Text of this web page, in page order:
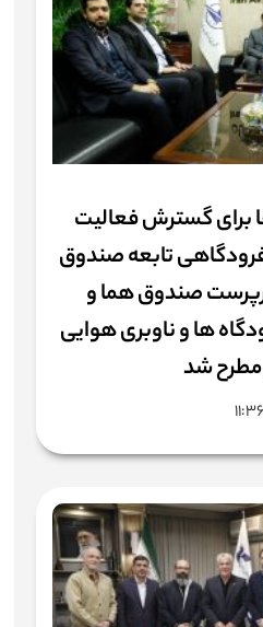
گسترش فعالیت
تابعه صندوق
صندوق هما و
ها و ناوبری هوایی
مطرح شد